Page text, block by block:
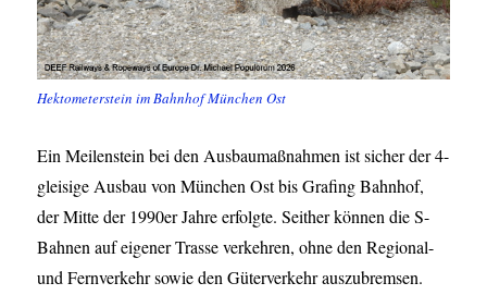
Hektometerstein im Bahnhof München Ost
Ein Meilenstein bei den Ausbaumaßnahmen ist sicher der 4-
gleisige Ausbau von München Ost bis Grafing Bahnhof,
der Mitte der 1990er Jahre erfolgte. Seither können die S-
Bahnen auf eigener Trasse verkehren, ohne den Regional-
und Fernverkehr sowie den Güterverkehr auszubremsen.